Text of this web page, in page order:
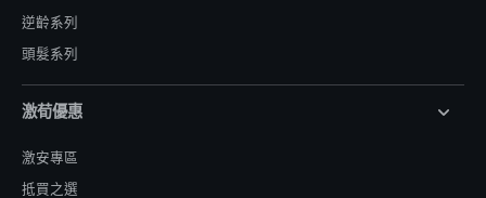
逆齡系列
頭髮系列
激荀優惠
激安專區
抵買之選